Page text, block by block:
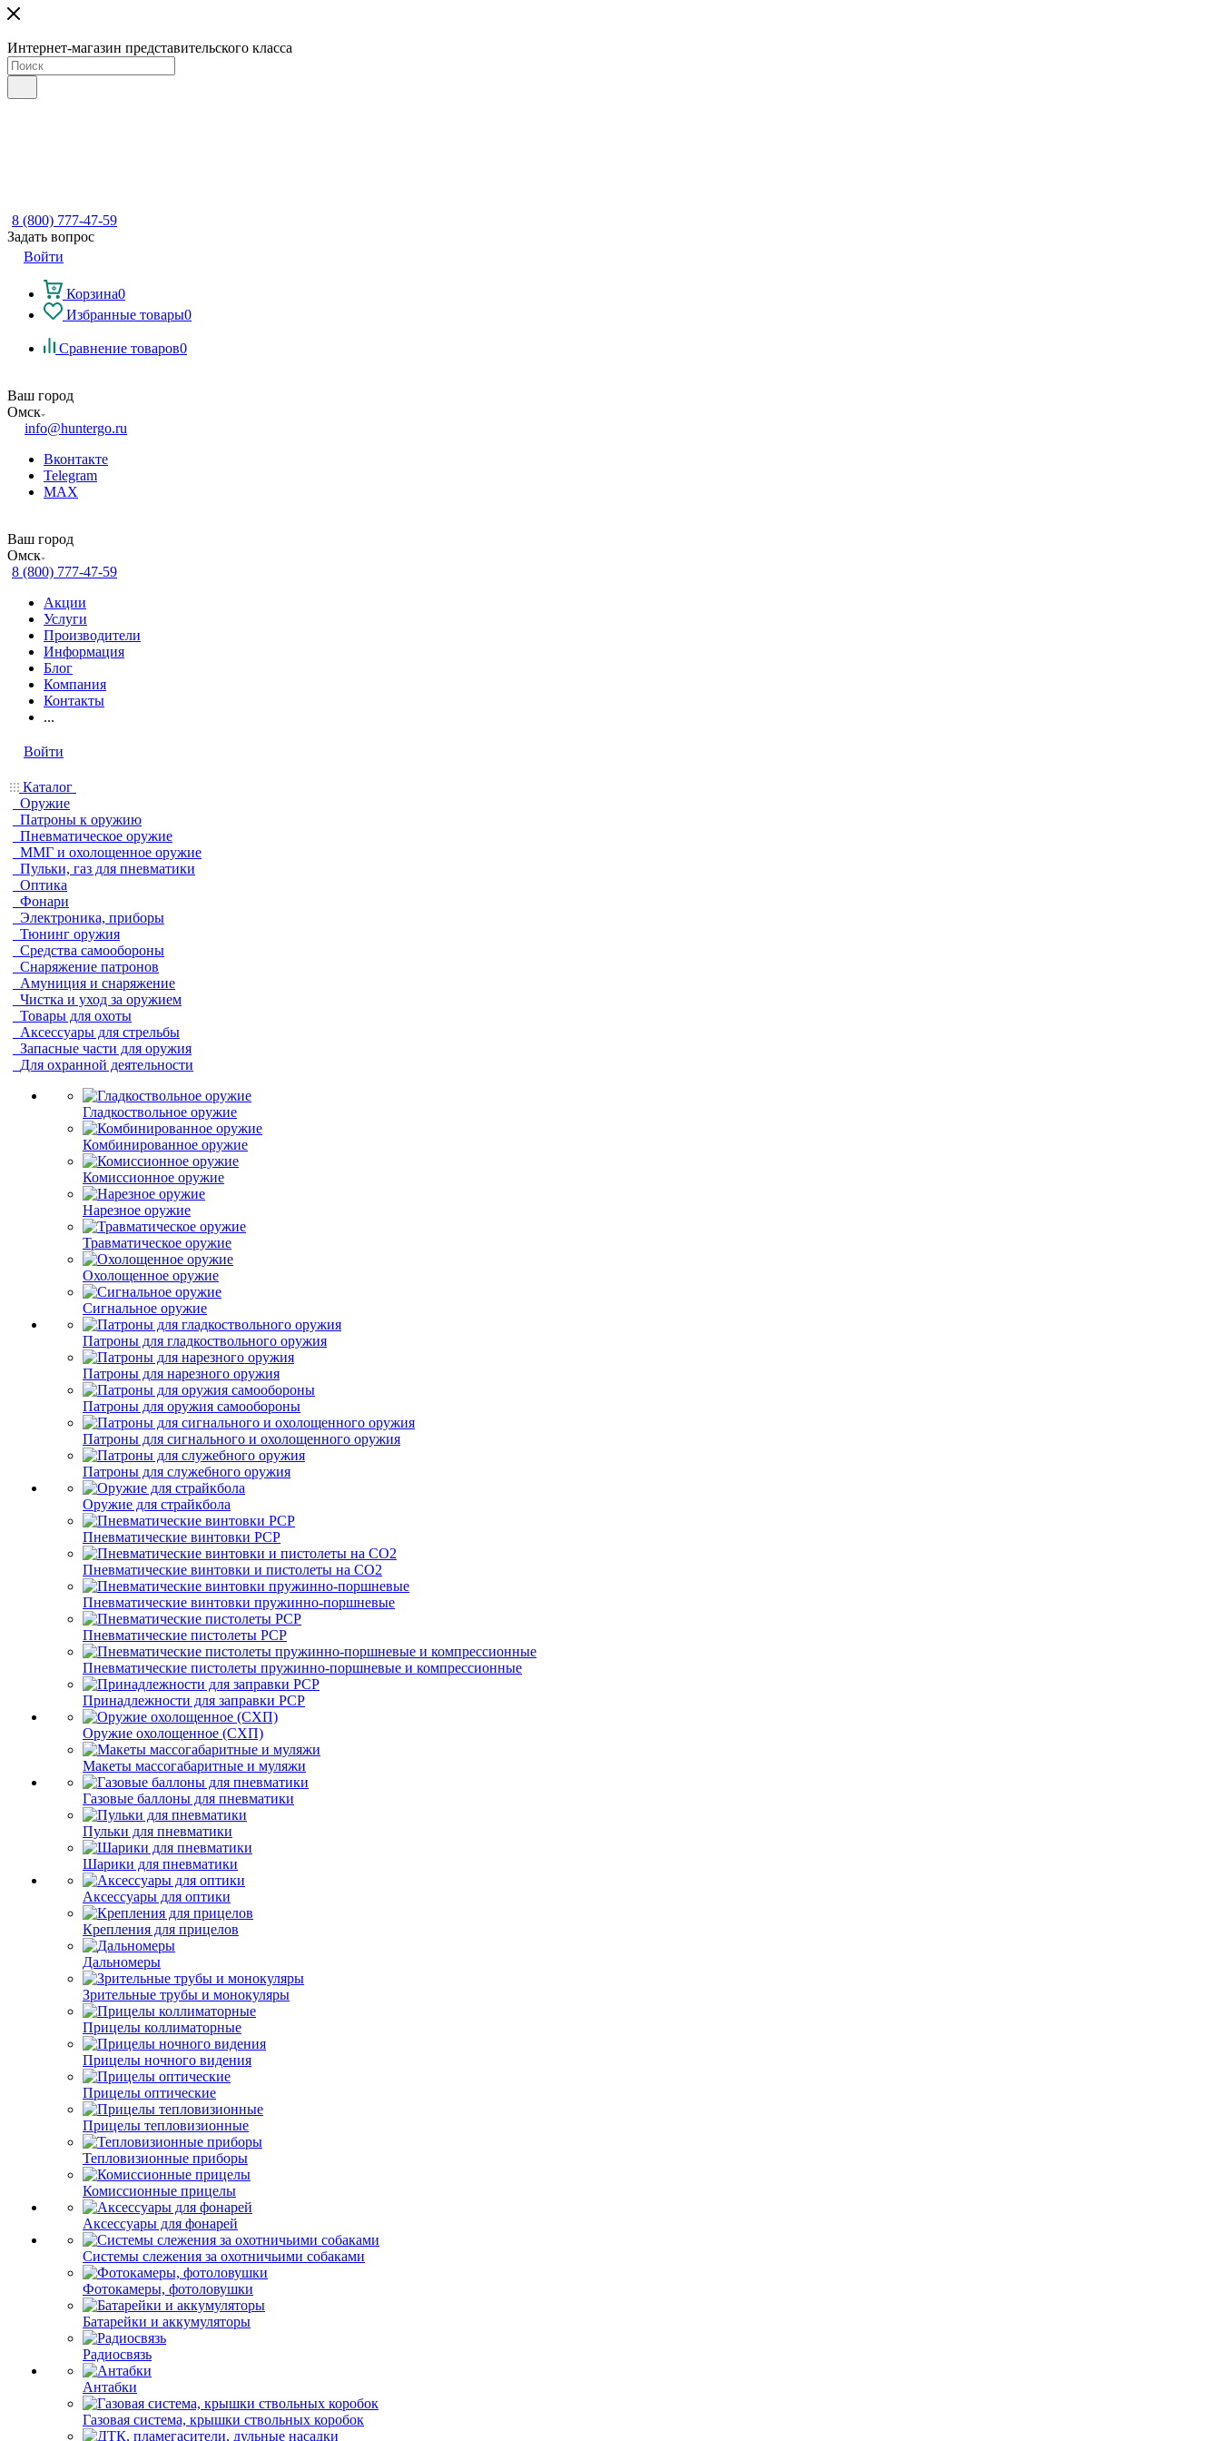
Интернет-магазин представительского класса
8 (800) 777-47-59
Задать вопрос
Войти
Корзина0
Избранные товары0
Сравнение товаров0
Ваш город
Омск
info@huntergo.ru
Вконтакте
Telegram
MAX
Ваш город
Омск
8 (800) 777-47-59
Акции
Услуги
Производители
Информация
Блог
Компания
Контакты
...
Войти
Каталог
Оружие
Патроны к оружию
Пневматическое оружие
ММГ и охолощенное оружие
Пульки, газ для пневматики
Оптика
Фонари
Электроника, приборы
Тюнинг оружия
Средства самообороны
Снаряжение патронов
Амуниция и снаряжение
Чистка и уход за оружием
Товары для охоты
Аксессуары для стрельбы
Запасные части для оружия
Для охранной деятельности
Гладкоствольное оружие
Комбинированное оружие
Комиссионное оружие
Нарезное оружие
Травматическое оружие
Охолощенное оружие
Сигнальное оружие
Патроны для гладкоствольного оружия
Патроны для нарезного оружия
Патроны для оружия самообороны
Патроны для сигнального и охолощенного оружия
Патроны для служебного оружия
Оружие для страйкбола
Пневматические винтовки PCP
Пневматические винтовки и пистолеты на CO2
Пневматические винтовки пружинно-поршневые
Пневматические пистолеты PCP
Пневматические пистолеты пружинно-поршневые и компрессионные
Принадлежности для заправки PCP
Оружие охолощенное (СХП)
Макеты массогабаритные и муляжи
Газовые баллоны для пневматики
Пульки для пневматики
Шарики для пневматики
Аксессуары для оптики
Крепления для прицелов
Дальномеры
Зрительные трубы и монокуляры
Прицелы коллиматорные
Прицелы ночного видения
Прицелы оптические
Прицелы тепловизионные
Тепловизионные приборы
Комиссионные прицелы
Аксессуары для фонарей
Системы слежения за охотничьими собаками
Фотокамеры, фотоловушки
Батарейки и аккумуляторы
Радиосвязь
Антабки
Газовая система, крышки ствольных коробок